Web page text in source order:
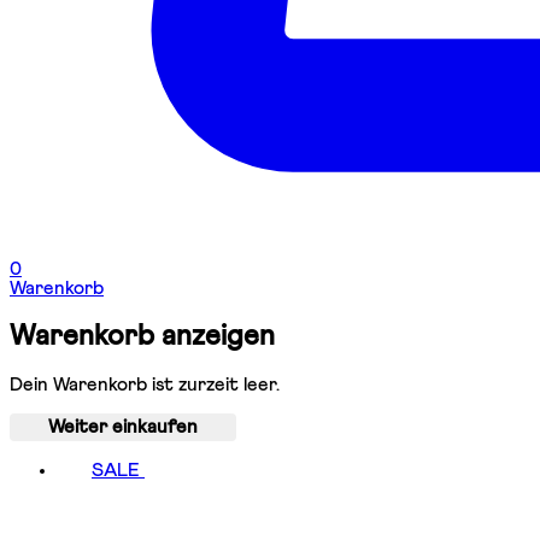
0
Warenkorb
Warenkorb anzeigen
Dein Warenkorb ist zurzeit leer.
Weiter einkaufen
SALE